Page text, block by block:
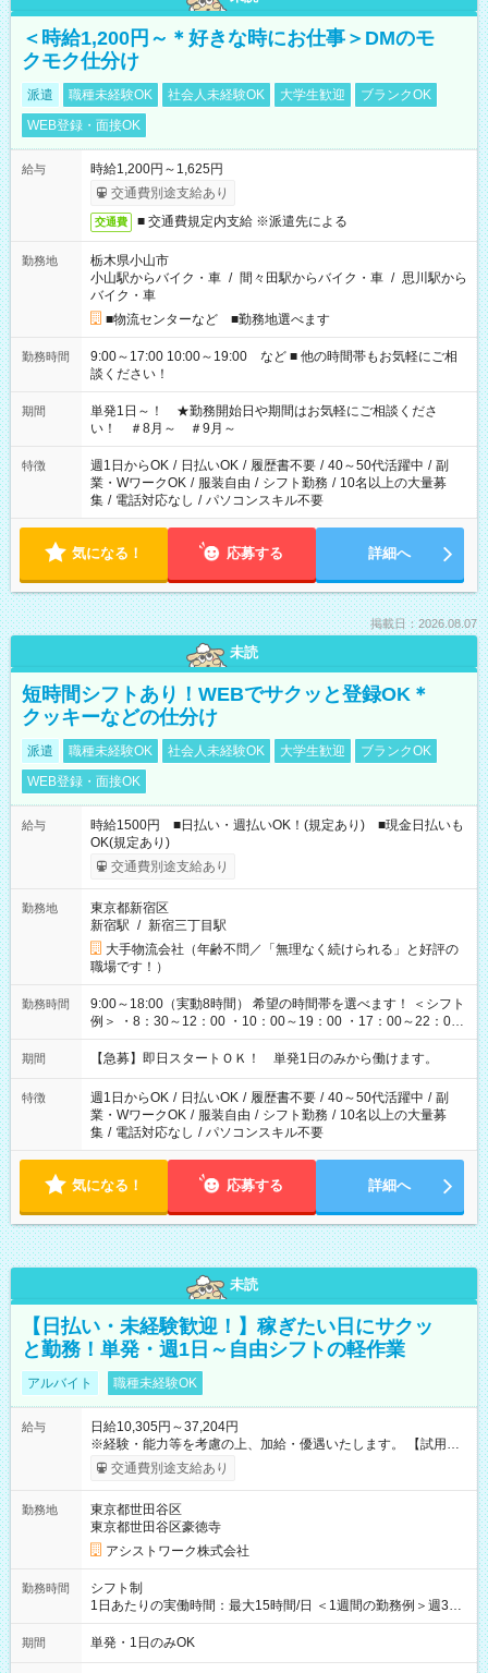
＜時給1,200円～＊好きな時にお仕事＞DMのモ
クモク仕分け
派遣 職種未経験OK 社会人未経験OK 大学生歓迎
ブランクOK
WEB登録・面接OK
給与
時給1,200円～1,625円
交通費別途支給あり
交通費 ■ 交通費規定内支給 ※派遣先による
勤務地
栃木県小山市
小山駅からバイク・車 / 間々田駅からバイク・車 / 思川駅から
バイク・車
■物流センターなど ■勤務地選べます
勤務時間
9:00～17:00 10:00～19:00 など ■ 他の時間帯もお気軽にご相
談ください！
期間
単発1日～！ ★勤務開始日や期間はお気軽にご相談くださ
い！ ＃8月～ ＃9月～
特徴 週1日からOK / 日払いOK / 履歴書不要 / 40～50代活躍中 / 副
業・WワークOK / 服装自由 / シフト勤務 / 10名以上の大量募
集 / 電話対応なし / パソコンスキル不要
気になる！ 応募する 詳細へ
掲載日：2026.08.07
未読
短時間シフトあり！WEBでサクッと登録OK＊
クッキーなどの仕分け
派遣 職種未経験OK 社会人未経験OK 大学生歓迎
ブランクOK
WEB登録・面接OK
給与
時給1500円 ■日払い・週払いOK！(規定あり) ■現金日払いも
OK(規定あり)
交通費別途支給あり
勤務地
東京都新宿区
新宿駅 / 新宿三丁目駅
大手物流会社（年齢不問／「無理なく続けられる」と好評の
職場です！）
勤務時間
9:00～18:00（実動8時間） 希望の時間帯を選べます！ ＜シフト
例＞ ・8：30～12：00 ・10：00～19：00 ・17：00～22：00
・13：00～22：00 ・22：00～翌6：00 など
期間 【急募】即日スタートＯＫ！ 単発1日のみから働けます。
特徴 週1日からOK / 日払いOK / 履歴書不要 / 40～50代活躍中 / 副
業・WワークOK / 服装自由 / シフト勤務 / 10名以上の大量募
集 / 電話対応なし / パソコンスキル不要
気になる！ 応募する 詳細へ
未読
【日払い・未経験歓迎！】稼ぎたい日にサクッ
と勤務！単発・週1日～自由シフトの軽作業
アルバイト 職種未経験OK
給与
日給10,305円～37,204円
※経験・能力等を考慮の上、加給・優遇いたします。 【試用期
間】試用期間なし
交通費別途支給あり
勤務地
東京都世田谷区
東京都世田谷区豪徳寺
アシストワーク株式会社
勤務時間
シフト制
1日あたりの実働時間：最大15時間/日 ＜1週間の勤務例＞週3回
勤務 勤務：月・水・金 休み：火・木・土・日 好きな時にお仕事
可能です！ ※1日あたりの最大実働時間は日勤、夜勤共に勤務し
期間 単発・1日のみOK